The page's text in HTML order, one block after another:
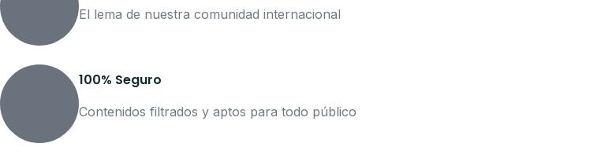
El lema de nuestra comunidad internacional
100% Seguro
Contenidos filtrados y aptos para todo público